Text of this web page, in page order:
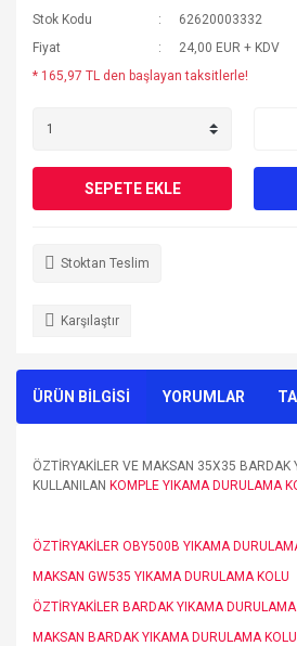
Stok Kodu
62620003332
Fiyat
24,00 EUR + KDV
* 165,97 TL den başlayan taksitlerle!
SEPETE EKLE
Stoktan Teslim
Karşılaştır
ÜRÜN BİLGİSİ YORUMLAR
ÖZTİRYAKİLER VE MAKSAN 35X35 BARDAK
KULLANILAN KOMPLE YIKAMA DURULAMA
ÖZTİRYAKİLER OBY500B YIKAMA
MAKSAN GW535 YIKAMA DURULAMA KOLU
ÖZTİRYAKİLER BARDAK YIKAMA
MAKSAN BARDAK YIKAMA DURULAMA KOLU